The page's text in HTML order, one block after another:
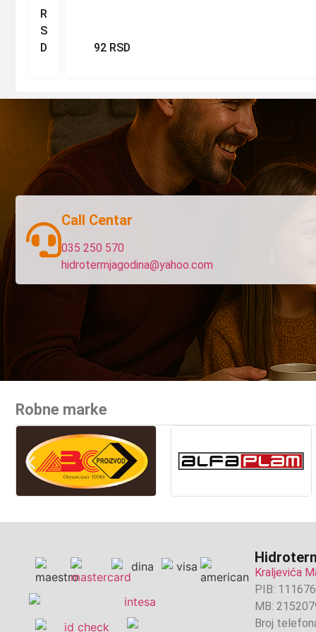
R
S
D
92 RSD
Call Centar
035 250 570
hidrotermjagodina@yahoo.com
Robne marke
Kraljevića
PIB:
MB:
Broj